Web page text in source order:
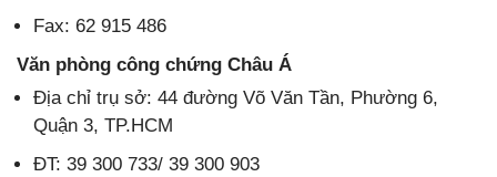
Fax: 62 915 486
Văn phòng công chứng Châu Á
Địa chỉ trụ sở: 44 đường Võ Văn Tần, Phường 6,
Quận 3, TP.HCM
ĐT: 39 300 733/ 39 300 903